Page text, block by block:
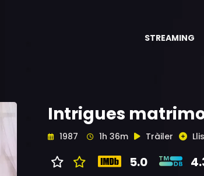
STREAMING
Intrigues
1987 1h 36m Tràiler
5.0